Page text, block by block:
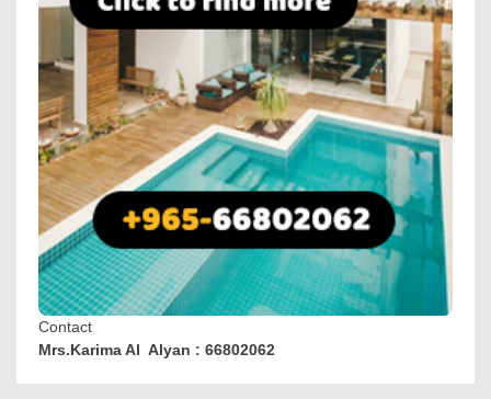
Contact
Mrs.Karima Al Alyan : 66802062